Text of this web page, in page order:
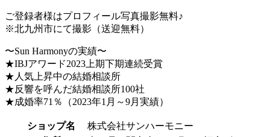
ご登録者様はプロフィール写真撮影無料♪
※北九州市にて撮影（送迎無料）
〜Sun Harmonyの実績〜
★IBJアワード2023上期下期連続受賞
★人気上昇中の結婚相談所
★反響を呼んだ結婚相談所100社
★成婚率71％（2023年1月～9月実績）
ショップ名
株式会社サンハーモニー